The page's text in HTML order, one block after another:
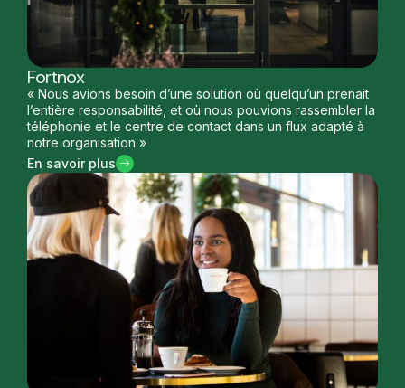
Fortnox
« Nous avions besoin d’une solution où quelqu’un prenait
l’entière responsabilité, et où nous pouvions rassembler la
téléphonie et le centre de contact dans un flux adapté à
notre organisation »
En savoir plus